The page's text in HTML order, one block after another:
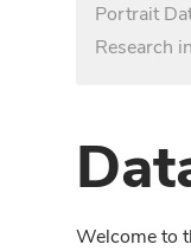
Portrait
Research
Welcome to